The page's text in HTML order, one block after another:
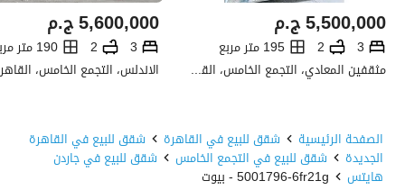
ج.م5,500,000
3
2
195 متر مربع
مثقفين المعادي، التجمع الخامس، القاهرة الجديدة، القاهرة
ج.م5,600,000
3
2 190 متر مربع
الصفحة الرئيسية شقق للبيع في القاهرة شقق للبيع في القاهرة
الجديدة شقق للبيع في التجمع الخامس شقق للبيع في جاردن
هايتس 5001796-6fr21g - بيوت